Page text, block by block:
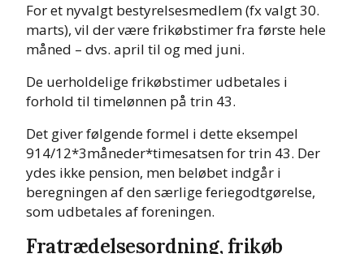
For et nyvalgt bestyrelsesmedlem (fx valgt 30.
marts), vil der være frikøbstimer fra første hele
måned – dvs. april til og med juni.
De uerholdelige frikøbstimer udbetales i
forhold til timelønnen på trin 43.
Det giver følgende formel i dette eksempel
914/12*3måneder*timesatsen for trin 43. Der
ydes ikke pension, men beløbet indgår i
beregningen af den særlige feriegodtgørelse,
som udbetales af foreningen.
Fratrædelsesordning, frikøb